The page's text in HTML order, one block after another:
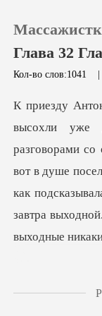
Глава 32
Кол-во слов:1041
вот в душе
как